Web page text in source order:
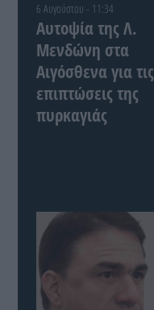
6 Αυγούστου - 11:34
Αυτοψία της Λ.
Μενδώνη στα
Αιγόσθενα για τις
επιπτώσεις της
πυρκαγιάς